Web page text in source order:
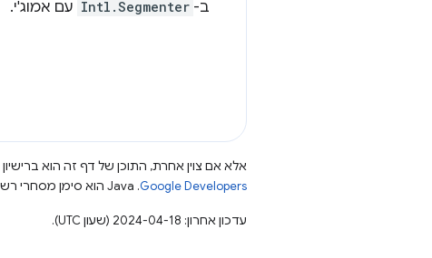
ב- Intl.Segmenter עם אמוג'י.
אלא אם צוין אחרת, התוכן של דף זה הוא ברישיון
Google Developers‏.‏ Java הוא סימן מסחרי רשום של חברת Oracle ו/או של השותפים העצמאיים שלה.
עדכון אחרון: 2024-04-18 (שעון UTC).